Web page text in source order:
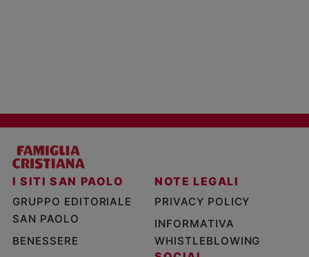
I SITI SAN PAOLO
GRUPPO EDITORIALE
SAN PAOLO
BENESSERE
NOTE LEGALI
PRIVACY POLICY
INFORMATIVA
WHISTLEBLOWING